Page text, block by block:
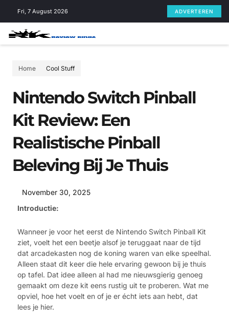
Fri, 7 August 2026 ADVERTEREN
Home Cool Stuff
Nintendo Switch Pinball
Kit Review: Een
Realistische Pinball
Beleving Bij Je Thuis
November 30, 2025
Introductie:
Wanneer je voor het eerst de Nintendo Switch Pinball Kit
ziet, voelt het een beetje alsof je teruggaat naar de tijd
dat arcadekasten nog de koning waren van elke speelhal.
Alleen staat dit keer die hele ervaring gewoon bij je thuis
op tafel. Dat idee alleen al had me nieuwsgierig genoeg
gemaakt om deze kit eens rustig uit te proberen. Wat me
opviel, hoe het voelt en of je er écht iets aan hebt, dat
lees je hier.